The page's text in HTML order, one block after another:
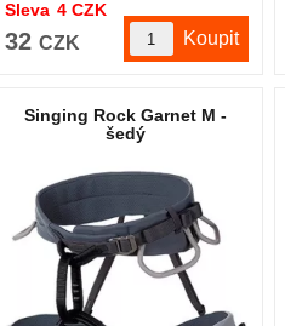
32 CZK
Sleva 4 CZK
Singing Rock Garnet M -
šedý